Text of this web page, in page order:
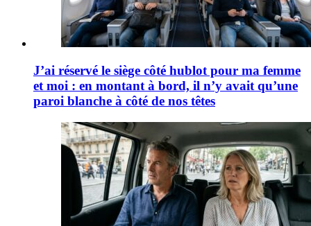
J’ai réservé le siège côté hublot pour ma femme
et moi : en montant à bord, il n’y avait qu’une
paroi blanche à côté de nos têtes